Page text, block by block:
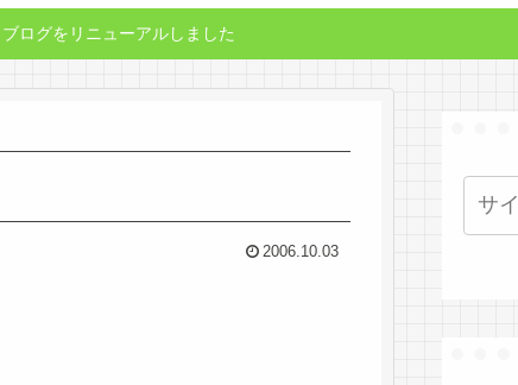
ブログをリニューアルしました
2006.10.03